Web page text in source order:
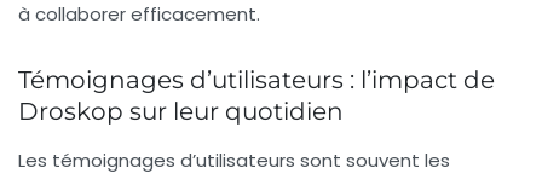
à collaborer efficacement.
Témoignages d’utilisateurs : l’impact de
Droskop sur leur quotidien
Les témoignages d’utilisateurs sont souvent les